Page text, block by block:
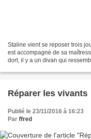
Staline vient se reposer trois
est accompagné de sa
dort, il y a un divan qui
Réparer les vivants
Publié le 23/11/2016 à 16:23
Par ffred